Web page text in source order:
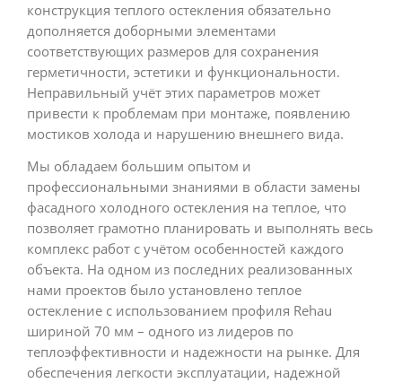
конструкция теплого остекления обязательно
дополняется доборными элементами
соответствующих размеров для сохранения
герметичности, эстетики и функциональности.
Неправильный учёт этих параметров может
привести к проблемам при монтаже, появлению
мостиков холода и нарушению внешнего вида.
Мы обладаем большим опытом и
профессиональными знаниями в области замены
фасадного холодного остекления на теплое, что
позволяет грамотно планировать и выполнять весь
комплекс работ с учётом особенностей каждого
объекта. На одном из последних реализованных
нами проектов было установлено теплое
остекление с использованием профиля Rehau
шириной 70 мм – одного из лидеров по
теплоэффективности и надежности на рынке. Для
обеспечения легкости эксплуатации, надежной